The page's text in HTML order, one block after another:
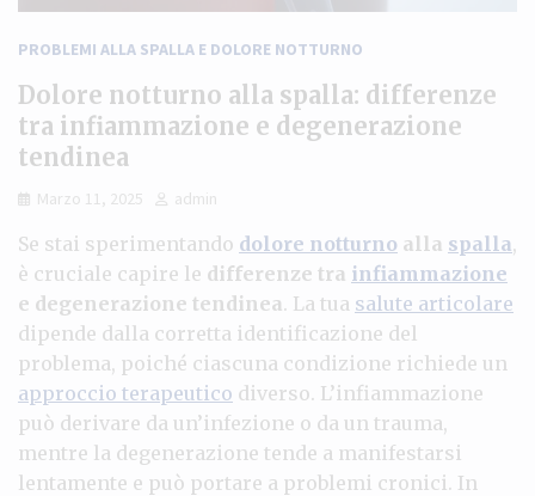
PROBLEMI ALLA SPALLA E DOLORE NOTTURNO
Dolore notturno alla spalla: differenze
tra infiammazione e degenerazione
tendinea
Marzo 11, 2025 admin
Se stai sperimentando dolore notturno alla spalla,
è cruciale capire le differenze tra infiammazione
e degenerazione tendinea. La tua salute articolare
dipende dalla corretta identificazione del
problema, poiché ciascuna condizione richiede un
approccio terapeutico diverso. L’infiammazione
può derivare da un’infezione o da un trauma,
mentre la degenerazione tende a manifestarsi
lentamente e può portare a problemi cronici. In